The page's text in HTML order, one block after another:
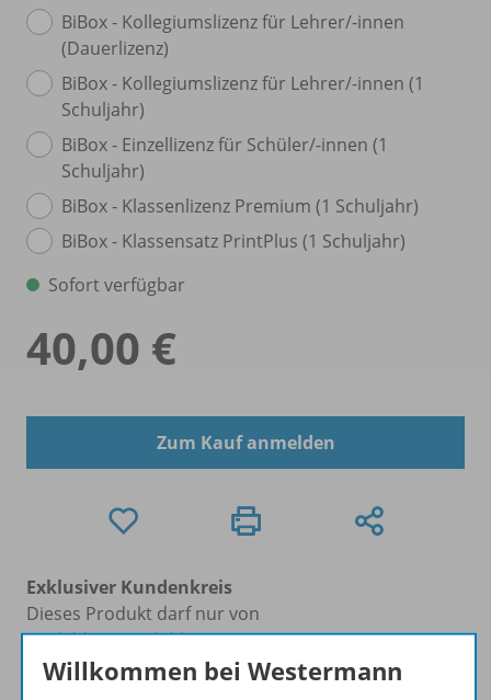
BiBox - Kollegiumslizenz für Lehrer/-innen
(Dauerlizenz)
BiBox - Kollegiumslizenz für Lehrer/-innen (1
Schuljahr)
BiBox - Einzellizenz für Schüler/-innen (1
Schuljahr)
BiBox - Klassenlizenz Premium (1 Schuljahr)
BiBox - Klassensatz PrintPlus (1 Schuljahr)
Sofort verfügbar
40,00 €
Zum Kauf anmelden
Exklusiver Kundenkreis
Dieses Produkt darf nur von
Ausbildern/Ausbilderinnen, Dozenten/Dozentinnen,
Erziehern/Erzieherinnen, Lehrkräften,
Willkommen bei Westermann